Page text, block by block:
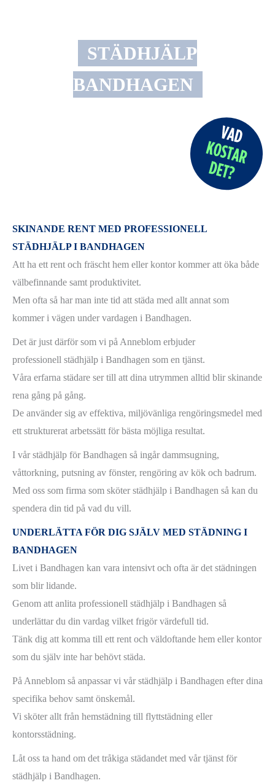
STÄDHJÄLP
BANDHAGEN
SKINANDE RENT MED PROFESSIONELL
STÄDHJÄLP I BANDHAGEN
Att ha ett rent och fräscht hem eller kontor kommer att öka både
välbefinnande samt produktivitet.
Men ofta så har man inte tid att städa med allt annat som
kommer i vägen under vardagen i Bandhagen.
Det är just därför som vi på Anneblom erbjuder
professionell städhjälp i Bandhagen som en tjänst.
Våra erfarna städare ser till att dina utrymmen alltid blir skinande
rena gång på gång.
De använder sig av effektiva, miljövänliga rengöringsmedel med
ett strukturerat arbetssätt för bästa möjliga resultat.
I vår städhjälp för Bandhagen så ingår dammsugning,
våttorkning, putsning av fönster, rengöring av kök och badrum.
Med oss som firma som sköter städhjälp i Bandhagen så kan du
spendera din tid på vad du vill.
UNDERLÄTTA FÖR DIG SJÄLV MED STÄDNING I
BANDHAGEN
Livet i Bandhagen kan vara intensivt och ofta är det städningen
som blir lidande.
Genom att anlita professionell städhjälp i Bandhagen så
underlättar du din vardag vilket frigör värdefull tid.
Tänk dig att komma till ett rent och väldoftande hem eller kontor
som du själv inte har behövt städa.
På Anneblom så anpassar vi vår städhjälp i Bandhagen efter dina
specifika behov samt önskemål.
Vi sköter allt från hemstädning till flyttstädning eller
kontorsstädning.
Låt oss ta hand om det tråkiga städandet med vår tjänst för
städhjälp i Bandhagen.